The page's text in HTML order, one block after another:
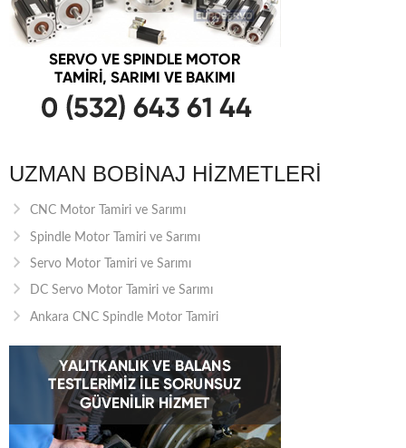
UZMAN BOBINAJ HIZMETLERI
CNC Motor Tamiri ve Sarımı
Spindle Motor Tamiri ve Sarımı
Servo Motor Tamiri ve Sarımı
DC Servo Motor Tamiri ve Sarımı
Ankara CNC Spindle Motor Tamiri